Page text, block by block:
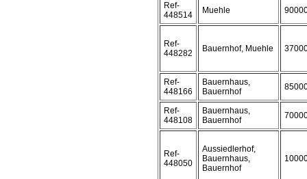
Ref-
448514
Muehle
Ref-
448282
Bauernhof, Muehle
Ref-
448166
Bauernhaus,
Bauernhof
Ref-
448108
Bauernhaus,
Bauernhof
Ref-
448050
Aussiedlerhof,
Bauernhaus,
Bauernhof